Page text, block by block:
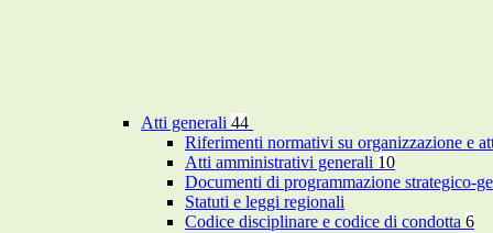
Atti generali 44
Riferimenti normativi su organizzazione e
Atti amministrativi generali 10
Documenti di programmazione strategico-
Statuti e leggi regionali
Codice disciplinare e codice di condotta 6